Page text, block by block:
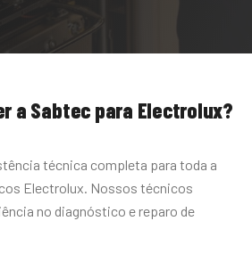
a Sabtec para Electrolux?
técnica completa para toda a
Electrolux. Nossos técnicos
no diagnóstico e reparo de